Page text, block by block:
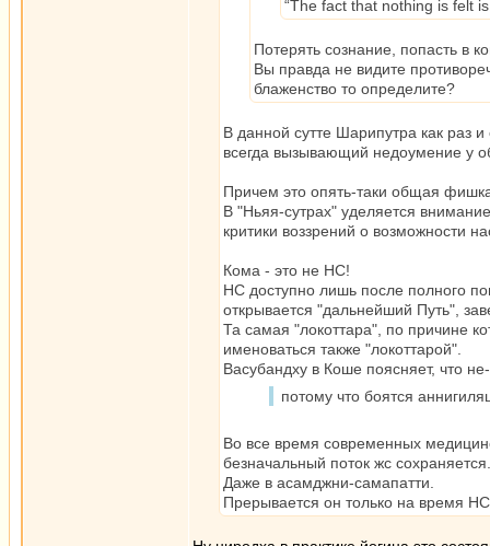
“The fact that nothing is felt
Потерять сознание, попасть в
Вы правда не видите
блаженство то определите?
В данной сутте Шарипутра как раз и
всегда вызывающий недоумение у
Причем это опять-таки общая
В "Ньяя-сутрах" уделяется
критики воззрений о возможности
Кома - это не НС!
НС доступно лишь после полного
открывается "дальнейший Путь",
Та самая "локоттара", по причине
именоваться также "локоттарой".
Васубандху в Коше поясняет, что
потому что боятся
Во все время современных
безначальный поток жс сохраняется.
Даже в асамджни-самапатти.
Прерывается он только на время